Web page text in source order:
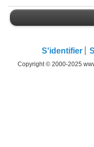
S'identifier
Copyright © 2000-2025